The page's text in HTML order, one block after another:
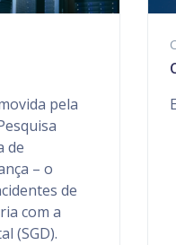
pela
de
– o
de
com a
(SGD).